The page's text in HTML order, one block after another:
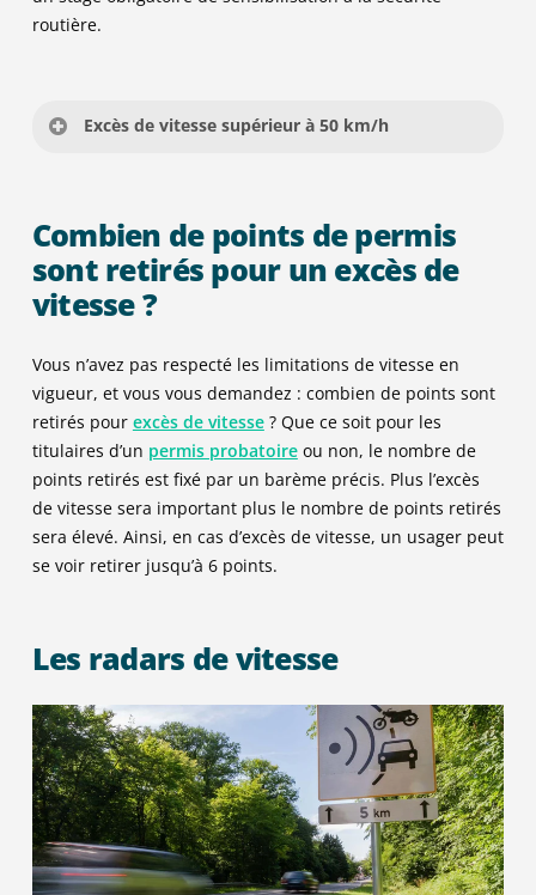
-3
Interdiction de conduire certains véhicules
135
90
375
-4
routière.
Excès de vitesse supérieur à 50 km/h
Article du code de la route : R413-14-1
Jusqu’à 1500 € d’amende
Retrait de 6 points
Une suspension du permis de conduire (jusqu’à 3
ans)
Interdiction de conduire certains véhicules
(jusqu’à 3 ans)
Obligation d’effectuer un stage de sensibilisation
à la sécurité routière
Ces peines complémentaires peuvent être
1500
Combien de points de permis
sont retirés pour un excès de
vitesse ?
Vous n’avez pas respecté les limitations de vitesse en
vigueur, et vous vous demandez : combien de points sont
retirés pour excès de vitesse ? Que ce soit pour les
titulaires d’un permis probatoire ou non, le nombre de
points retirés est fixé par un barème précis. Plus l’excès
de vitesse sera important plus le nombre de points retirés
sera élevé. Ainsi, en cas d’excès de vitesse, un usager peut
se voir retirer jusqu’à 6 points.
Les radars de vitesse